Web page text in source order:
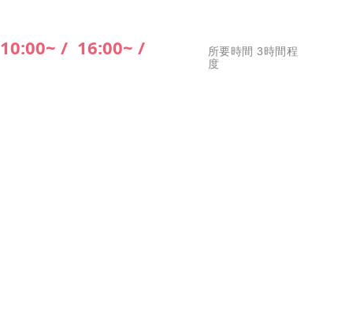
10:00~ / 16:00~ /
所要時間 3時間程
度